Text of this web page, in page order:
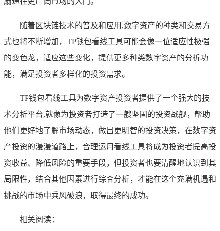
随着区块链技术的普及和应用,数字资产的种类和交易方
式也将不断增加，TP钱包看线工具可能会像一位适应性极强
的变色龙，适应这些变化，提供更多种类数字资产的分析功
能，满足投资者多样化的投资需求。
TP钱包看线工具为数字资产投资者提供了一个强大的技
术分析平台,就像为投资者打造了一艘坚固的投资战舰，帮助
他们更好地了解市场动态，做出更明智的投资决策，在数字资
产投资的漫漫道路上，合理运用看线工具将成为投资者提高投
资收益、降低风险的重要手段，但投资者也要清醒地认识到其
局限性，结合其他因素进行综合分析，才能在这个充满机遇和
挑战的市场中乘风破浪，取得最终的成功。
相关阅读：